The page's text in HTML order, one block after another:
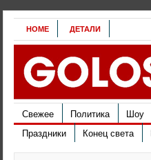
HOME ДЕТАЛИ
Свежее Политика Шоу
Праздники
Конец света